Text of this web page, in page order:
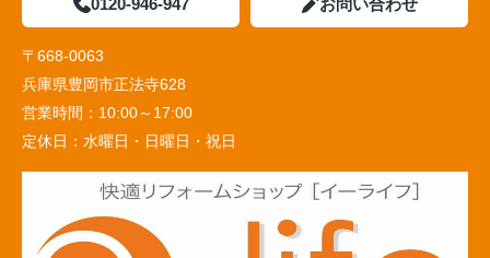
0120-946-947 お問い合わせ
〒668-0063
兵庫県豊岡市正法寺628
営業時間： 10:00～17:00
定休日： 水曜日・日曜日・祝日